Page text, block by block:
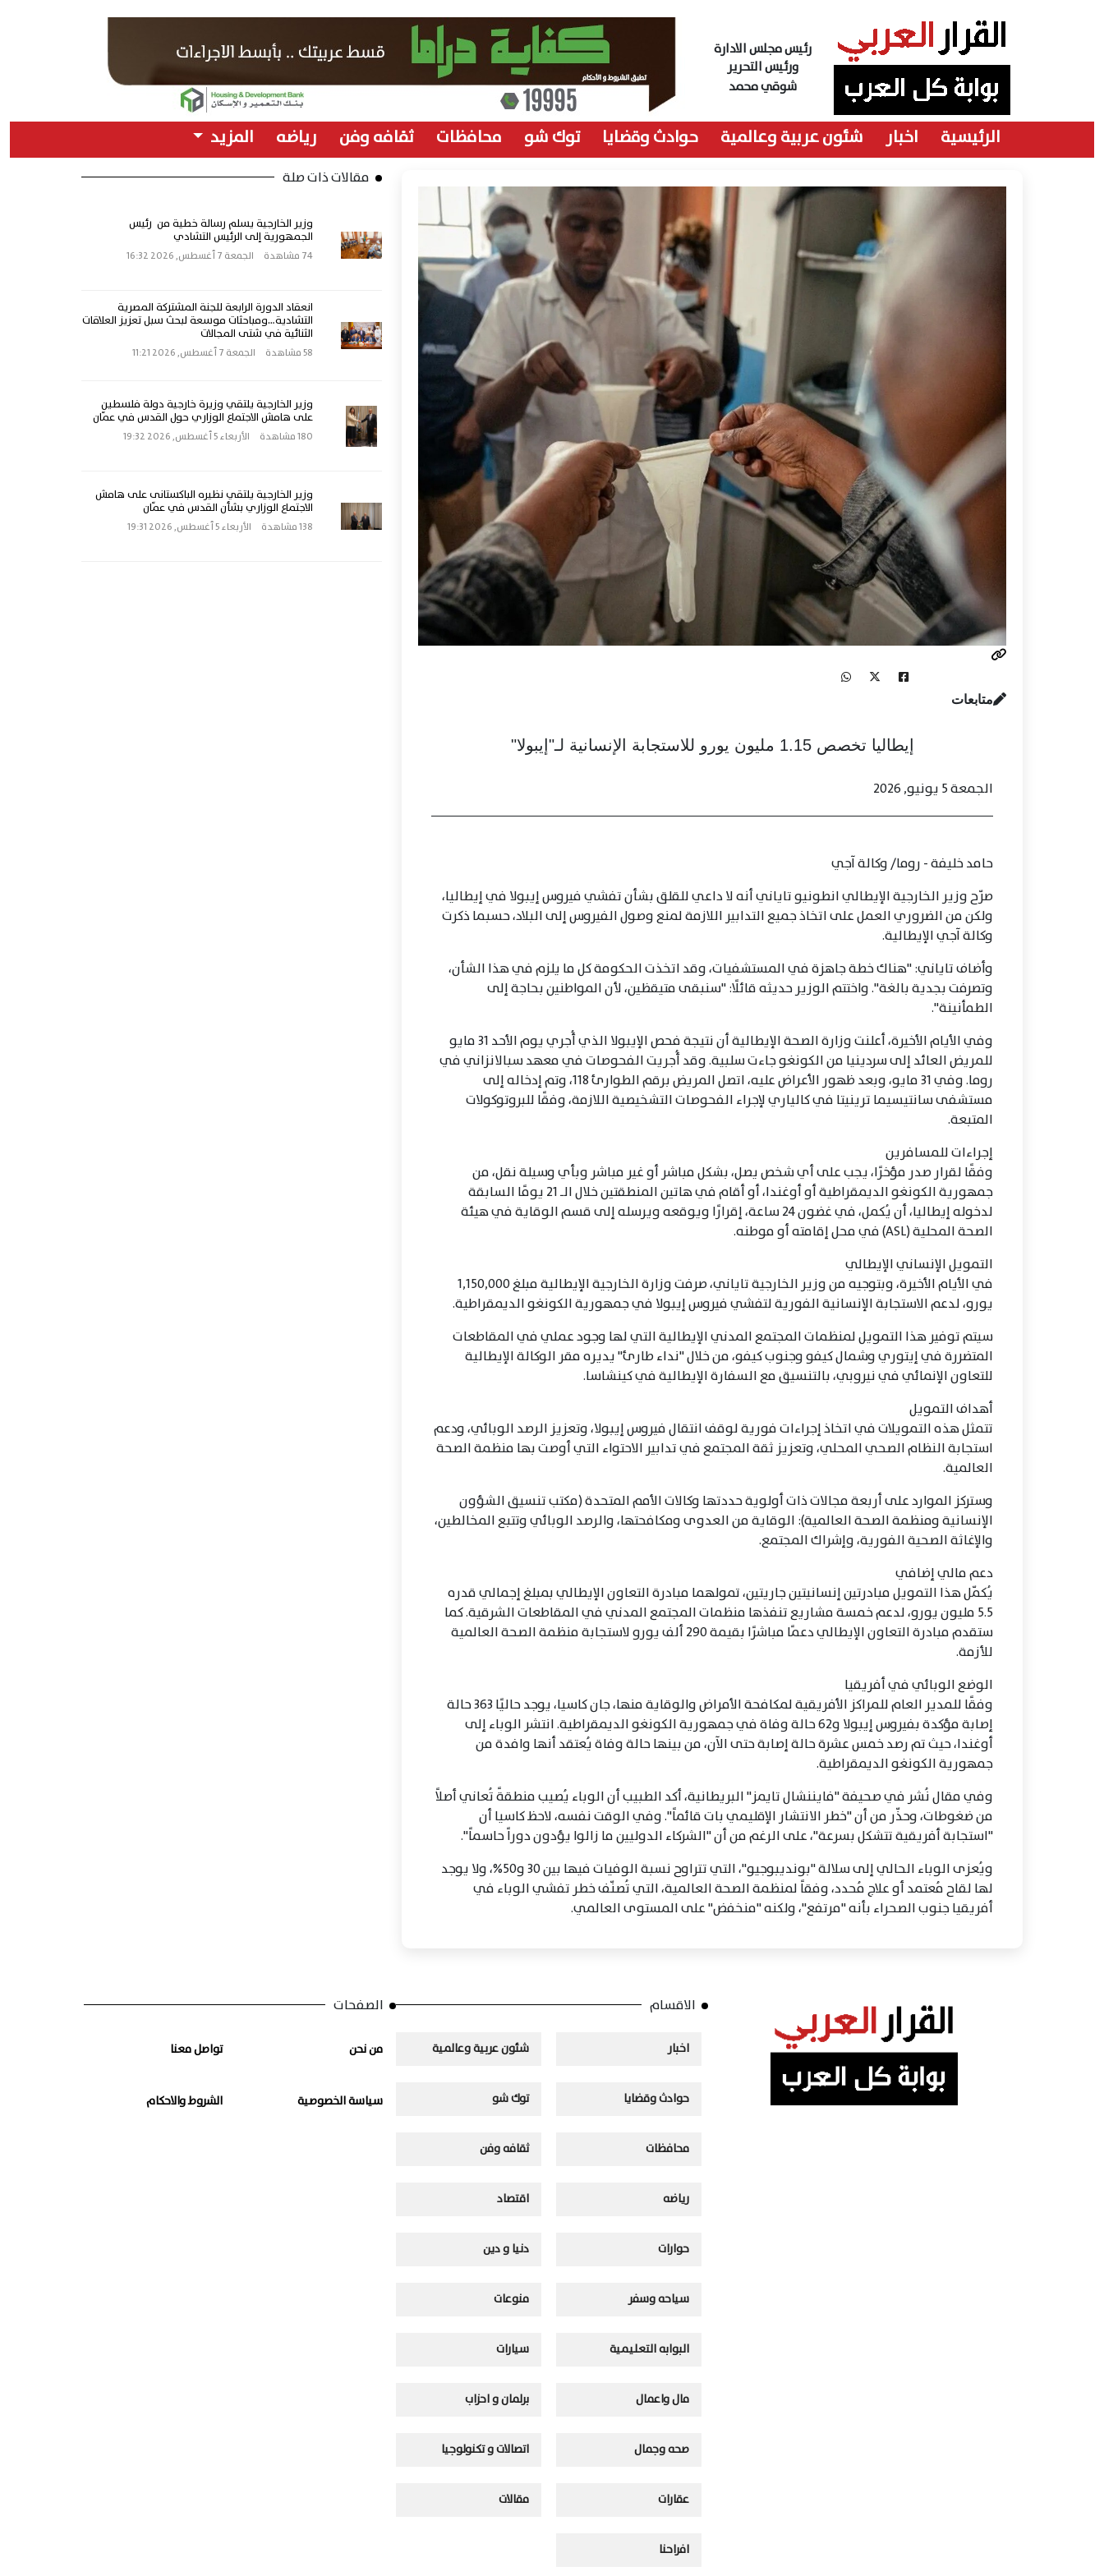
رئيس مجلس الادارة
ورئيس التحرير
شوقي محمد
الرئيسية اخبار شئون عربية وعالمية حوادث وقضايا توك شو محافظات ثقافه وفن رياضه المزيد
متابعات
إيطاليا تخصص 1.15 مليون يورو للاستجابة الإنسانية لـ"إيبولا"
الجمعة 5 يونيو, 2026
حامد خليفة - روما/ وكالة آجي
صرّح وزير الخارجية الإيطالي انطونيو تاياني أنه لا داعي للقلق بشأن تفشي فيروس إيبولا في إيطاليا،
ولكن من الضروري العمل على اتخاذ جميع التدابير اللازمة لمنع وصول الفيروس إلى البلاد، حسبما ذكرت
وكالة آجي الإيطالية.
وأضاف تاياني: "هناك خطة جاهزة في المستشفيات، وقد اتخذت الحكومة كل ما يلزم في هذا الشأن،
وتصرفت بجدية بالغة". واختتم الوزير حديثه قائلًا: "سنبقى متيقظين، لأن المواطنين بحاجة إلى
الطمأنينة".
وفي الأيام الأخيرة، أعلنت وزارة الصحة الإيطالية أن نتيجة فحص الإيبولا الذي أُجري يوم الأحد 31 مايو
للمريض العائد إلى سردينيا من الكونغو جاءت سلبية. وقد أُجريت الفحوصات في معهد سبالانزاني في
روما. وفي 31 مايو، وبعد ظهور الأعراض عليه، اتصل المريض برقم الطوارئ 118، وتم إدخاله إلى
مستشفى سانتيسيما ترينيتا في كالياري لإجراء الفحوصات التشخيصية اللازمة، وفقًا للبروتوكولات
المتبعة.
إجراءات للمسافرين
وفقًا لقرار صدر مؤخرًا، يجب على أي شخص يصل، بشكل مباشر أو غير مباشر وبأي وسيلة نقل، من
جمهورية الكونغو الديمقراطية أو أوغندا، أو أقام في هاتين المنطقتين خلال الـ 21 يومًا السابقة
لدخوله إيطاليا، أن يُكمل، في غضون 24 ساعة، إقرارًا ويوقعه ويرسله إلى قسم الوقاية في هيئة
الصحة المحلية (ASL) في محل إقامته أو موطنه.
التمويل الإنساني الإيطالي
في الأيام الأخيرة، وبتوجيه من وزير الخارجية تاياني، صرفت وزارة الخارجية الإيطالية مبلغ 1,150,000
يورو، لدعم الاستجابة الإنسانية الفورية لتفشي فيروس إيبولا في جمهورية الكونغو الديمقراطية.
سيتم توفير هذا التمويل لمنظمات المجتمع المدني الإيطالية التي لها وجود عملي في المقاطعات
المتضررة في إيتوري وشمال كيفو وجنوب كيفو، من خلال "نداء طارئ" يديره مقر الوكالة الإيطالية
للتعاون الإنمائي في نيروبي، بالتنسيق مع السفارة الإيطالية في كينشاسا.
أهداف التمويل
تتمثل هذه التمويلات في اتخاذ إجراءات فورية لوقف انتقال فيروس إيبولا، وتعزيز الرصد الوبائي، ودعم
استجابة النظام الصحي المحلي، وتعزيز ثقة المجتمع في تدابير الاحتواء التي أوصت بها منظمة الصحة
العالمية.
وستركز الموارد على أربعة مجالات ذات أولوية حددتها وكالات الأمم المتحدة (مكتب تنسيق الشؤون
الإنسانية ومنظمة الصحة العالمية): الوقاية من العدوى ومكافحتها، والرصد الوبائي وتتبع المخالطين،
والإغاثة الصحية الفورية، وإشراك المجتمع.
دعم مالي إضافي
يُكمّل هذا التمويل مبادرتين إنسانيتين جاريتين، تمولهما مبادرة التعاون الإيطالي بمبلغ إجمالي قدره
5.5 مليون يورو، لدعم خمسة مشاريع تنفذها منظمات المجتمع المدني في المقاطعات الشرقية. كما
ستقدم مبادرة التعاون الإيطالي دعمًا مباشرًا بقيمة 290 ألف يورو لاستجابة منظمة الصحة العالمية
للأزمة.
الوضع الوبائي في أفريقيا
وفقًا للمدير العام للمراكز الأفريقية لمكافحة الأمراض والوقاية منها، جان كاسيا، يوجد حاليًا 363 حالة
إصابة مؤكدة بفيروس إيبولا و62 حالة وفاة في جمهورية الكونغو الديمقراطية. انتشر الوباء إلى
أوغندا، حيث تم رصد خمس عشرة حالة إصابة حتى الآن، من بينها حالة وفاة يُعتقد أنها وافدة من
جمهورية الكونغو الديمقراطية.
وفي مقال نُشر في صحيفة "فايننشال تايمز" البريطانية، أكد الطبيب أن الوباء يُصيب منطقةً تُعاني أصلاً
من ضغوطات، وحذّر من أن "خطر الانتشار الإقليمي بات قائماً". وفي الوقت نفسه، لاحظ كاسيا أن
"استجابة أفريقية تتشكل بسرعة"، على الرغم من أن "الشركاء الدوليين ما زالوا يؤدون دوراً حاسماً".
ويُعزى الوباء الحالي إلى سلالة "بونديبوجيو"، التي تتراوح نسبة الوفيات فيها بين 30 و50%، ولا يوجد
لها لقاح مُعتمد أو علاج مُحدد، وفقاً لمنظمة الصحة العالمية، التي تُصنّف خطر تفشي الوباء في
أفريقيا جنوب الصحراء بأنه "مرتفع"، ولكنه "منخفض" على المستوى العالمي.
مقالات ذات صلة
وزير الخارجية يسلم رسالة خطية من رئيس
الجمهورية إلى الرئيس التشادي
74 مشاهدة الجمعة 7 أغسطس, 2026 16:32
انعقاد الدورة الرابعة للجنة المشتركة المصرية
التشادية…ومباحثات موسعة لبحث سبل تعزيز العلاقات
الثنائية في شتى المجالات
58 مشاهدة الجمعة 7 أغسطس, 2026 11:21
وزير الخارجية يلتقي وزيرة خارجية دولة فلسطين
على هامش الاجتماع الوزاري حول القدس في عمّان
180 مشاهدة الأربعاء 5 أغسطس, 2026 19:32
وزير الخارجية يلتقي نظيره الباكستانى على هامش
الاجتماع الوزاري بشأن القدس في عمّان
138 مشاهدة الأربعاء 5 أغسطس, 2026 19:31
الاقسام
اخبار شئون عربية وعالمية
حوادث وقضايا توك شو
محافظات ثقافه وفن
رياضه اقتصاد
حوارات دنيا و دين
سياحه وسفر منوعات
البوابه التعليمية سيارات
مال واعمال برلمان و احزاب
صحه وجمال اتصالات و تكنولوجيا
عقارات مقالات
افراحنا
الصفحات
من نحن تواصل معنا
سياسة الخصوصية الشروط والاحكام